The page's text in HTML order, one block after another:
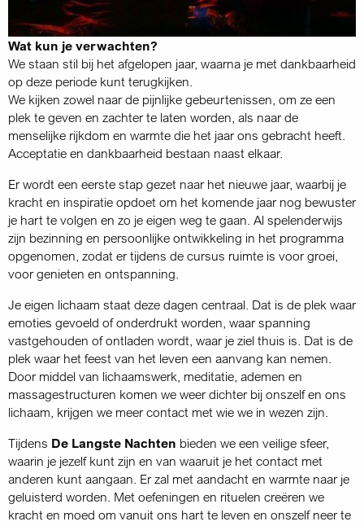
Wat kun je verwachten?
We staan stil bij het afgelopen jaar, waarna je met dankbaarheid
op deze periode kunt terugkijken.
We kijken zowel naar de pijnlijke gebeurtenissen, om ze een
plek te geven en zachter te laten worden, als naar de
menselijke rijkdom en warmte die het jaar ons gebracht heeft.
Acceptatie en dankbaarheid bestaan naast elkaar.
Er wordt een eerste stap gezet naar het nieuwe jaar, waarbij je
kracht en inspiratie opdoet om het komende jaar nog bewuster
je hart te volgen en zo je eigen weg te gaan. Al spelenderwijs
zijn bezinning en persoonlijke ontwikkeling in het programma
opgenomen, zodat er tijdens de cursus ruimte is voor groei,
voor genieten en ontspanning.
Je eigen lichaam staat deze dagen centraal. Dat is de plek waar
emoties gevoeld of onderdrukt worden, waar spanning
vastgehouden of ontladen wordt, waar je ziel thuis is. Dat is de
plek waar het feest van het leven een aanvang kan nemen.
Door middel van lichaamswerk, meditatie, ademen en
massagestructuren komen we weer dichter bij onszelf en ons
lichaam, krijgen we meer contact met wie we in wezen zijn.
Tijdens De Langste Nachten bieden we een veilige sfeer,
waarin je jezelf kunt zijn en van waaruit je het contact met
anderen kunt aangaan. Er zal met aandacht en warmte naar je
geluisterd worden. Met oefeningen en rituelen creëren we
kracht en moed om vanuit ons hart te leven en onszelf neer te